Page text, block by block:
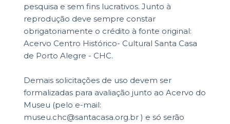
pesquisa e sem fins lucrativos. Junto à
reprodução deve sempre constar
obrigatoriamente o crédito à fonte original:
Acervo Centro Histórico- Cultural Santa Casa
de Porto Alegre - CHC.
Demais solicitações de uso devem ser
formalizadas para avaliação junto ao Acervo do
Museu (pelo e-mail:
museu.chc@santacasa.org.br ) e só serão